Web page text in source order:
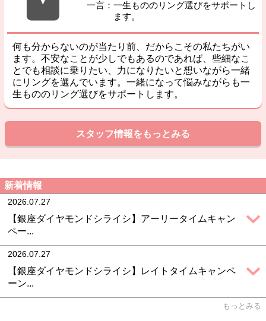
一言：一生もののリング選びをサポートし
ます。
何も分からないのが当たり前、だからこその私たちがい
ます。不安なことが少しでもあるのであれば、些細なこ
とでも相談に乗りたい、力になりたいと想いながら一緒
にリングを選んでいます。一緒になって悩みながらも一
生もののリング選びをサポートします。
スタッフ情報をもっとみる
新着情報
2026.07.27
【銀座ダイヤモンドシライシ】アーリータイムキャン
ペー...
2026.07.27
【銀座ダイヤモンドシライシ】レイトタイムキャンペ
ーン...
もっとみる